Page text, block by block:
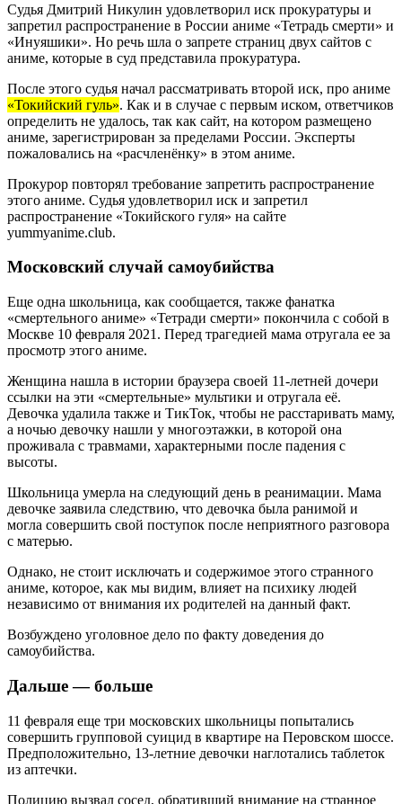
Судья Дмитрий Никулин удовлетворил иск прокуратуры и
запретил распространение в России аниме «Тетрадь смерти» и
«Инуяшики». Но речь шла о запрете страниц двух сайтов с
аниме, которые в суд представила прокуратура.
После этого судья начал рассматривать второй иск, про аниме
«Токийский гуль». Как и в случае с первым иском, ответчиков
определить не удалось, так как сайт, на котором размещено
аниме, зарегистрирован за пределами России. Эксперты
пожаловались на «расчленёнку» в этом аниме.
Прокурор повторял требование запретить распространение
этого аниме. Судья удовлетворил иск и запретил
распространение «Токийского гуля» на сайте
yummyanime.club.
Московский случай самоубийства
Еще одна школьница, как сообщается, также фанатка
«смертельного аниме» «Тетради смерти» покончила с собой в
Москве 10 февраля 2021. Перед трагедией мама отругала ее за
просмотр этого аниме.
Женщина нашла в истории браузера своей 11-летней дочери
ссылки на эти «смертельные» мультики и отругала её.
Девочка удалила также и ТикТок, чтобы не расстаривать маму,
а ночью девочку нашли у многоэтажки, в которой она
проживала с травмами, характерными после падения с
высоты.
Школьница умерла на следующий день в реанимации. Мама
девочке заявила следствию, что девочка была ранимой и
могла совершить свой поступок после неприятного разговора
с матерью.
Однако, не стоит исключать и содержимое этого странного
аниме, которое, как мы видим, влияет на психику людей
независимо от внимания их родителей на данный факт.
Возбуждено уголовное дело по факту доведения до
самоубийства.
Дальше — больше
11 февраля еще три московских школьницы попытались
совершить групповой суицид в квартире на Перовском шоссе.
Предположительно, 13-летние девочки наглотались таблеток
из аптечки.
Полицию вызвал сосед, обративший внимание на странное